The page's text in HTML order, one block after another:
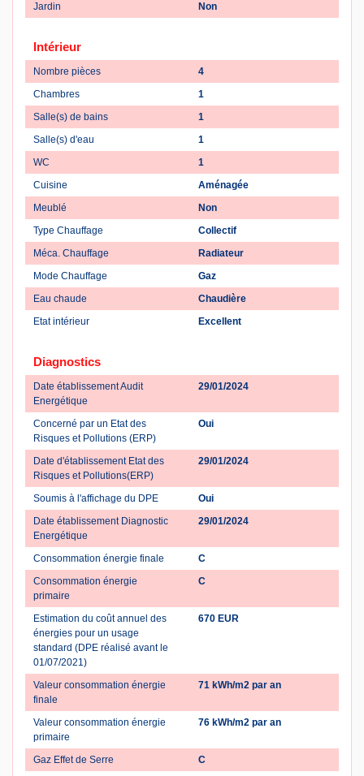
Jardin Non
Intérieur
Nombre pièces
4
Chambres
1
Salle(s) de bains
1
Salle(s) d'eau
1
WC
1
Cuisine
Aménagée
Meublé
Non
Type Chauffage
Collectif
Méca. Chauffage
Radiateur
Mode Chauffage
Gaz
Eau chaude
Chaudière
Etat intérieur
Excellent
Diagnostics
Date établissement Audit
Energétique
29/01/2024
Concerné par un Etat des
Risques et Pollutions (ERP)
Oui
Date d'établissement Etat des
Risques et Pollutions(ERP)
29/01/2024
Soumis à l'affichage du DPE
Oui
Date établissement Diagnostic
Energétique
29/01/2024
Consommation énergie finale
C
Consommation énergie
primaire
C
Estimation du coût annuel des
énergies pour un usage
standard (DPE réalisé avant le
01/07/2021)
670 EUR
Valeur consommation énergie
finale
71 kWh/m2 par an
Valeur consommation énergie
primaire
76 kWh/m2 par an
Gaz Effet de Serre
C